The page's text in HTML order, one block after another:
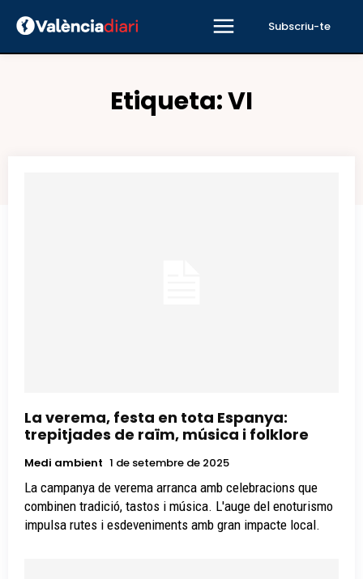
Subscriu-te
Etiqueta:VI
La verema, festa en tota Espanya:
trepitjades de raïm, música i folklore
Medi ambient 1 de setembre de 2025
La campanya de verema arranca amb celebracions que
combinen tradició, tastos i música. L'auge del enoturismo
impulsa rutes i esdeveniments amb gran impacte local.